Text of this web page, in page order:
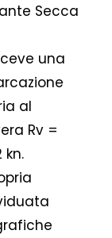
Secca
una
al
Rv =